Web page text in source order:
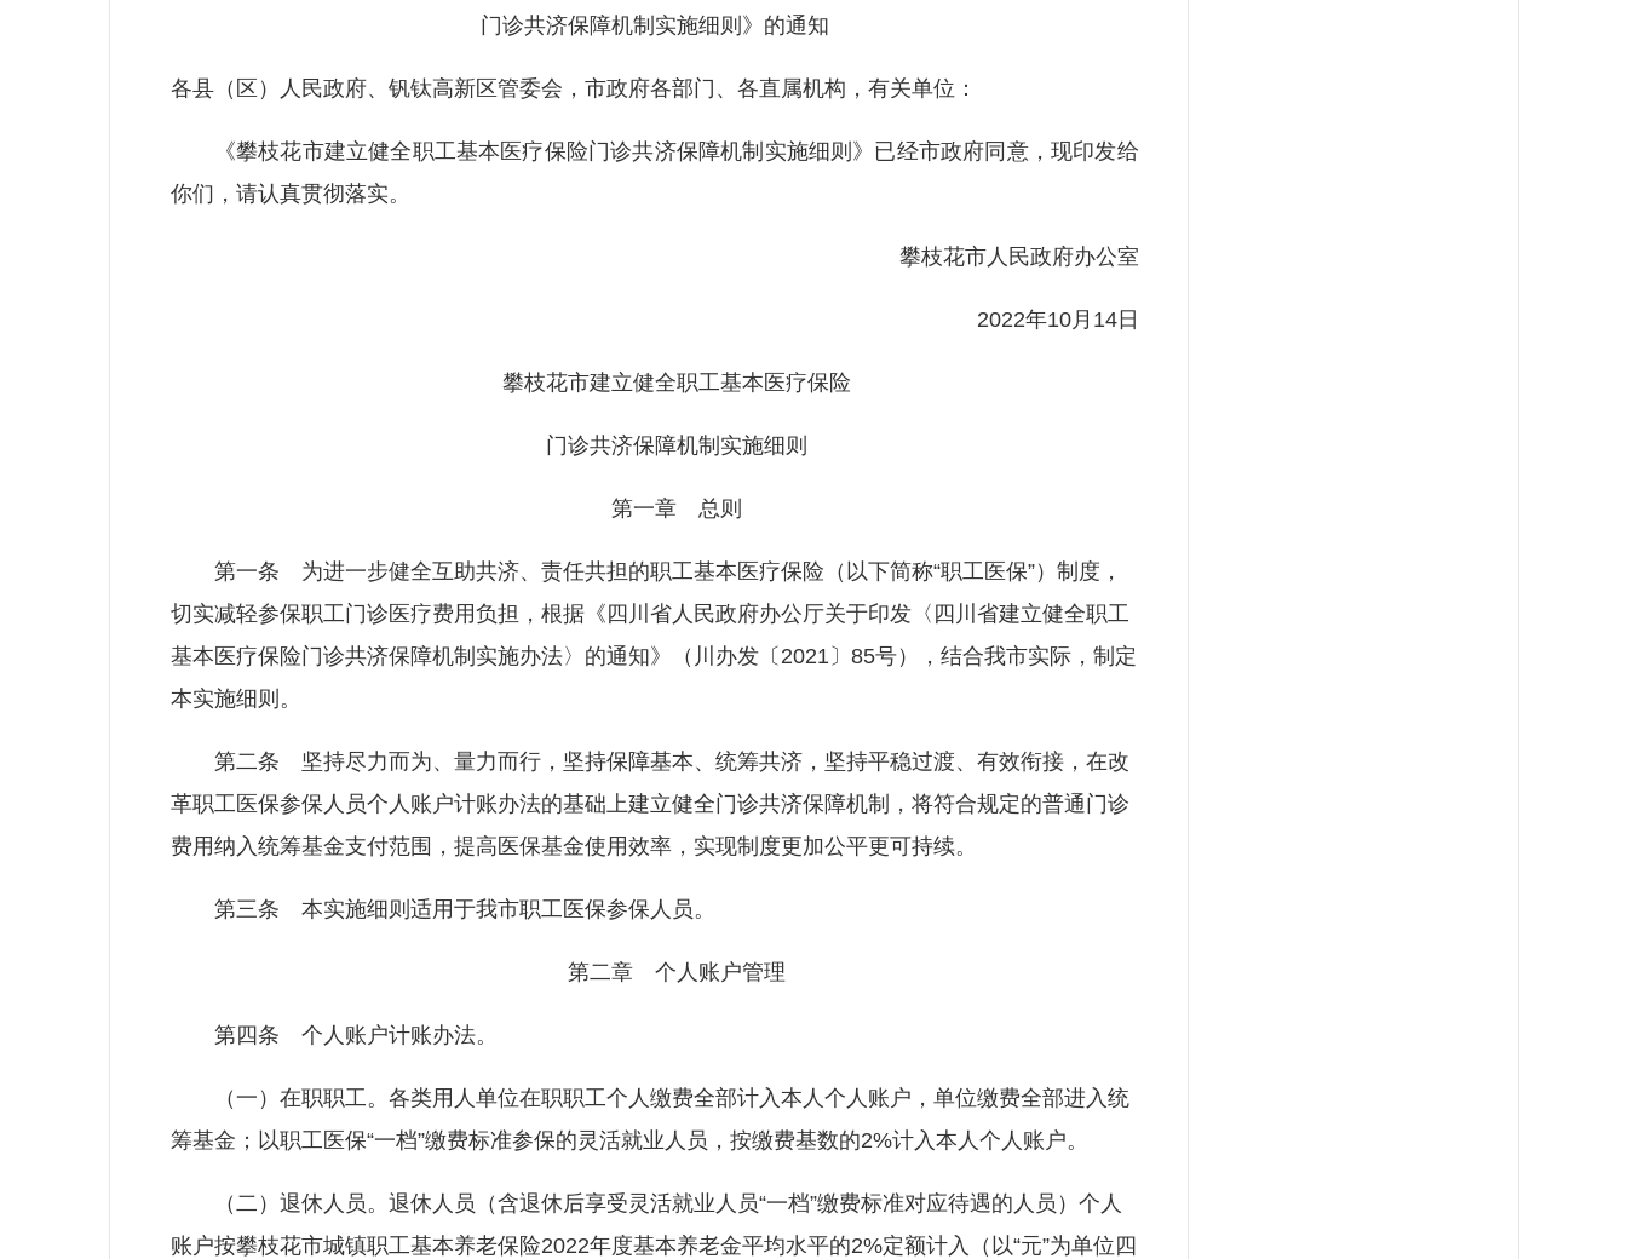
门诊共济保障机制实施细则》的通知
各县（区）人民政府、钒钛高新区管委会，市政府各部门、各直属机构，有关单位：
《攀枝花市建立健全职工基本医疗保险门诊共济保障机制实施细则》已经市政府同意，现印发给
你们，请认真贯彻落实。
攀枝花市人民政府办公室
2022年10月14日
攀枝花市建立健全职工基本医疗保险
门诊共济保障机制实施细则
第一章 总则
第一条 为进一步健全互助共济、责任共担的职工基本医疗保险（以下简称“职工医保”）制度，
切实减轻参保职工门诊医疗费用负担，根据《四川省人民政府办公厅关于印发〈四川省建立健全职工
基本医疗保险门诊共济保障机制实施办法〉的通知》（川办发〔2021〕85号），结合我市实际，制定
本实施细则。
第二条 坚持尽力而为、量力而行，坚持保障基本、统筹共济，坚持平稳过渡、有效衔接，在改
革职工医保参保人员个人账户计账办法的基础上建立健全门诊共济保障机制，将符合规定的普通门诊
费用纳入统筹基金支付范围，提高医保基金使用效率，实现制度更加公平更可持续。
第三条 本实施细则适用于我市职工医保参保人员。
第二章 个人账户管理
第四条 个人账户计账办法。
（一）在职职工。各类用人单位在职职工个人缴费全部计入本人个人账户，单位缴费全部进入统
筹基金；以职工医保“一档”缴费标准参保的灵活就业人员，按缴费基数的2%计入本人个人账户。
（二）退休人员。退休人员（含退休后享受灵活就业人员“一档”缴费标准对应待遇的人员）个人
账户按攀枝花市城镇职工基本养老保险2022年度基本养老金平均水平的2%定额计入（以“元”为单位四